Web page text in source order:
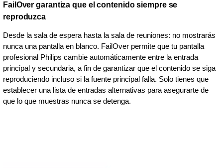
FailOver garantiza que el contenido siempre se
reproduzca
Desde la sala de espera hasta la sala de reuniones: no mostrarás
nunca una pantalla en blanco. FailOver permite que tu pantalla
profesional Philips cambie automáticamente entre la entrada
principal y secundaria, a fin de garantizar que el contenido se siga
reproduciendo incluso si la fuente principal falla. Solo tienes que
establecer una lista de entradas alternativas para asegurarte de
que lo que muestras nunca se detenga.